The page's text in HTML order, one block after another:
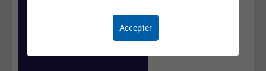
Accepter